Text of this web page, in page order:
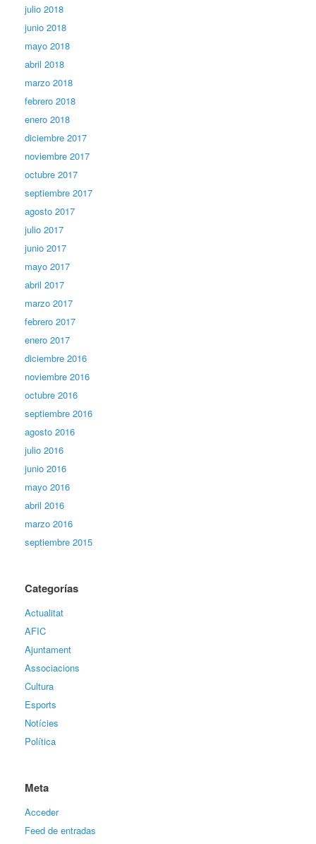
julio 2018
junio 2018
mayo 2018
abril 2018
marzo 2018
febrero 2018
enero 2018
diciembre 2017
noviembre 2017
octubre 2017
septiembre 2017
agosto 2017
julio 2017
junio 2017
mayo 2017
abril 2017
marzo 2017
febrero 2017
enero 2017
diciembre 2016
noviembre 2016
octubre 2016
septiembre 2016
agosto 2016
julio 2016
junio 2016
mayo 2016
abril 2016
marzo 2016
septiembre 2015
Categorías
Actualitat
AFIC
Ajuntament
Associacions
Cultura
Esports
Notícies
Política
Meta
Acceder
Feed de entradas